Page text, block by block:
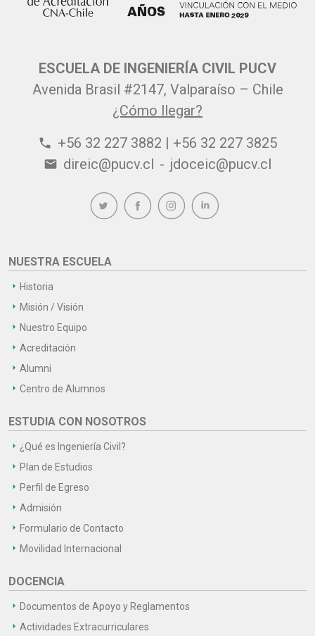
ESCUELA DE INGENIERÍA CIVIL PUCV
Avenida Brasil #2147, Valparaíso – Chile
¿Cómo llegar?
phone +56 32 227 3882 | +56 32 227 3825
email direic@pucv.cl - jdoceic@pucv.cl
NUESTRA ESCUELA
Historia
Misión / Visión
Nuestro Equipo
Acreditación
Alumni
Centro de Alumnos
ESTUDIA CON NOSOTROS
¿Qué es Ingeniería Civil?
Plan de Estudios
Perfil de Egreso
Admisión
Formulario de Contacto
Movilidad Internacional
DOCENCIA
Documentos de Apoyo y Reglamentos
Actividades Extracurriculares